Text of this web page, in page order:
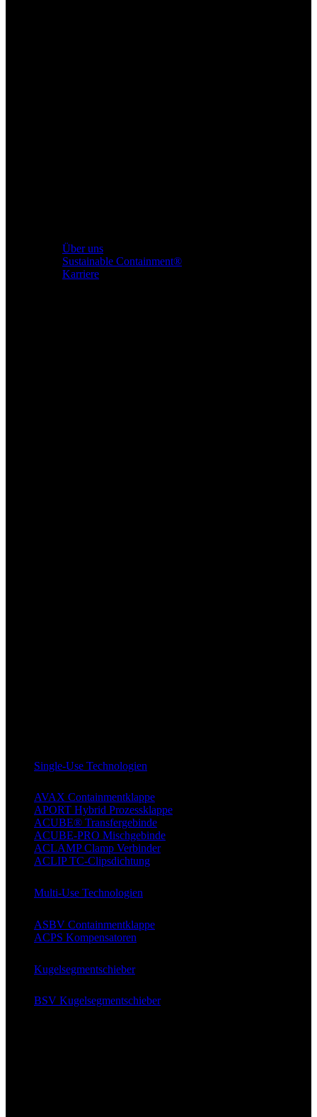
Über uns
Sustainable Containment®
Karriere
Single-Use Technologien
AVAX Containmentklappe
APORT Hybrid Prozessklappe
ACUBE® Transfergebinde
ACUBE-PRO Mischgebinde
ACLAMP Clamp Verbinder
ACLIP TC-Clipsdichtung
Multi-Use Technologien
ASBV Containmentklappe
ACPS Kompensatoren
Kugelsegmentschieber
BSV Kugelsegmentschieber